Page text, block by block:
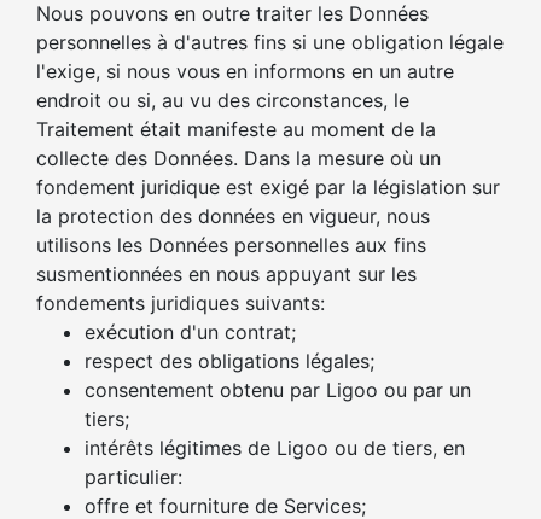
Nous pouvons en outre traiter les Données
personnelles à d'autres fins si une obligation légale
l'exige, si nous vous en informons en un autre
endroit ou si, au vu des circonstances, le
Traitement était manifeste au moment de la
collecte des Données. Dans la mesure où un
fondement juridique est exigé par la législation sur
la protection des données en vigueur, nous
utilisons les Données personnelles aux fins
susmentionnées en nous appuyant sur les
fondements juridiques suivants:
exécution d'un contrat;
respect des obligations légales;
consentement obtenu par Ligoo ou par un
tiers;
intérêts légitimes de Ligoo ou de tiers, en
particulier:
offre et fourniture de Services;